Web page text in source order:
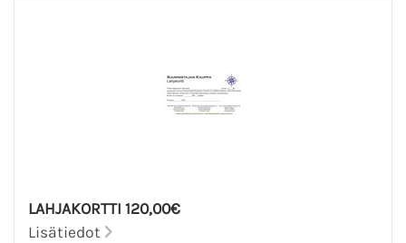
LAHJAKORTTI 120,00€
Lisätiedot